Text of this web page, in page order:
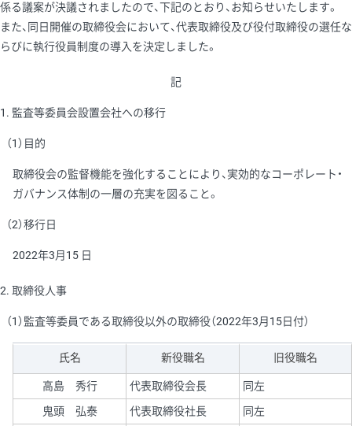
係る議案が決議されましたので、下記のとおり、お知らせいたします。
また、同日開催の取締役会において、代表取締役及び役付取締役の選任な
らびに執行役員制度の導入を決定しました。
記
1. 監査等委員会設置会社への移行
（1）目的
取締役会の監督機能を強化することにより、実効的なコーポレート・
ガバナンス体制の一層の充実を図ること。
（2）移行日
2022年3月15 日
2. 取締役人事
（1）監査等委員である取締役以外の取締役（2022年3月15日付）
氏名 新役職名 旧役職名
高島 秀行 代表取締役会長
同左
鬼頭 弘泰
代表取締役社長
同左